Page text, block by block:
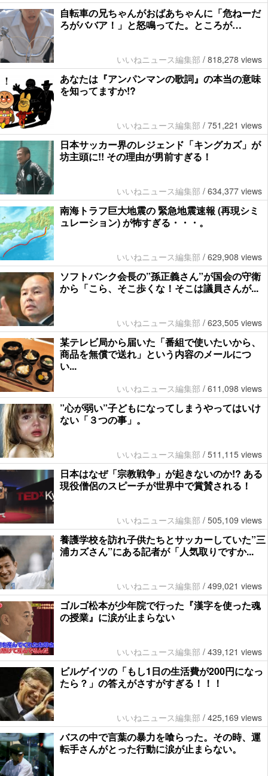
自転車の兄ちゃんがおばあちゃんに「危ねーだ
ろがババア！」と怒鳴ってた。ところが…
いいねニュース編集部 / 818,278 views
あなたは『アンパンマンの歌詞』の本当の意味
を知ってますか!?
いいねニュース編集部 / 751,221 views
日本サッカー界のレジェンド「キングカズ」が
坊主頭に!! その理由が男前すぎる！
いいねニュース編集部 / 634,377 views
南海トラフ巨大地震の 緊急地震速報 (再現シミ
ュレーション) が怖すぎる・・・。
いいねニュース編集部 / 629,908 views
ソフトバンク会長の”孫正義さん”が国会の守衛
から「こら、そこ歩くな！そこは議員さんが...
いいねニュース編集部 / 623,505 views
某テレビ局から届いた「番組で使いたいから、
商品を無償で送れ」という内容のメールにつ
い...
いいねニュース編集部 / 611,098 views
”心が弱い”子どもになってしまうやってはいけ
ない「３つの事」。
いいねニュース編集部 / 511,115 views
日本はなぜ「宗教戦争」が起きないのか!? ある
現役僧侶のスピーチが世界中で賞賛される！
いいねニュース編集部 / 505,109 views
養護学校を訪れ子供たちとサッカーしていた”三
浦カズさん”にある記者が「人気取りですか...
いいねニュース編集部 / 499,021 views
ゴルゴ松本が少年院で行った『漢字を使った魂
の授業』に涙が止まらない
いいねニュース編集部 / 439,121 views
ビルゲイツの「もし1日の生活費が200円になっ
たら？」の答えがさすがすぎる！！！
いいねニュース編集部 / 425,169 views
バスの中で言葉の暴力を喰らった。その時、運
転手さんがとった行動に涙が止まらない。